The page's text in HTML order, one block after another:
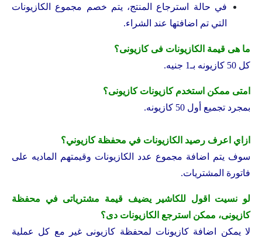
في حالة استرجاع المنتج، يتم خصم مجموع الكازيونات
التي تم اضافتها عند الشراء.
ما هى قيمة الكازيونات فى كازيونى؟
كل 50 كازيونه بـ1 جنيه.
امتى ممكن استخدم كازيونات كازيونى؟
بمجرد تجميع أول 50 كازيونه.
ازاي اعرف رصيد الكازيونات في محفظة كازيوني؟
سوف يتم اضافة مجموع عدد الكازيونات وقيمتهم الماديه على
فاتورة المشتريات.
لو نسيت اقول للكاشير يضيف قيمة مشترياتى في محفظة
كازيونى، ممكن استرجع الكازيونات دى؟
لا يمكن اضافة كازيونات لمحفظة كازيونى غير مع كل عملية